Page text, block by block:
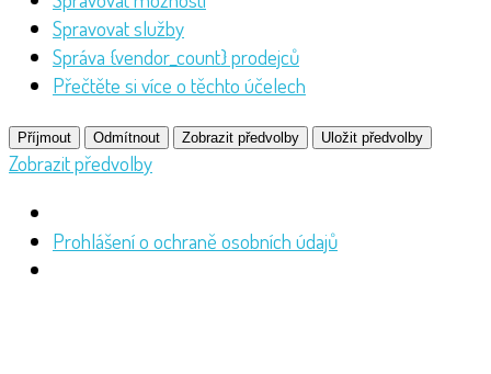
Spravovat služby
Správa {vendor_count} prodejců
Přečtěte si více o těchto účelech
Příjmout Odmítnout Zobrazit předvolby Uložit předvolby
Zobrazit předvolby
Prohlášení o ochraně osobních údajů